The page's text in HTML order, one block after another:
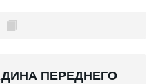
ПЕРЕДНЕГО